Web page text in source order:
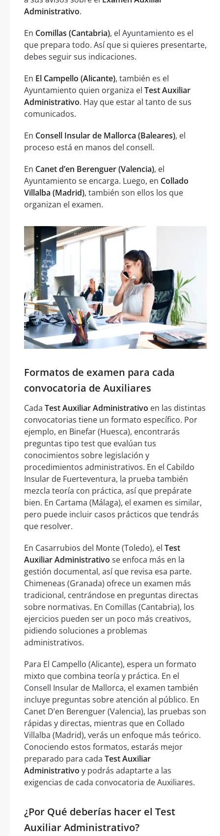
Administrativo.
En Comillas (Cantabria), el Ayuntamiento es el
que prepara todo. Así que si quieres presentarte,
debes seguir sus indicaciones.
En El Campello (Alicante), también es el
Ayuntamiento quien organiza el Test Auxiliar
Administrativo. Hay que estar al tanto de sus
comunicados.
En Consell Insular de Mallorca (Baleares), el
proceso está en manos del consell.
En Canet d’en Berenguer (Valencia), el
Ayuntamiento se encarga. Luego, en Collado
Villalba (Madrid), también son ellos los que
organizan el examen.
Formatos de examen para cada
convocatoria de Auxiliares
Cada Test Auxiliar Administrativo en las distintas
convocatorias tiene un formato específico. Por
ejemplo, en Binefar (Huesca), encontrarás
preguntas tipo test que evalúan tus
conocimientos sobre legislación y
procedimientos administrativos. En el Cabildo
Insular de Fuerteventura, la prueba también
mezcla teoría con práctica, así que prepárate
bien. En Cartama (Málaga), el examen es similar,
pero puede incluir casos prácticos que tendrás
que resolver.
En Casarrubios del Monte (Toledo), el Test
Auxiliar Administrativo se enfoca más en la
gestión documental, así que revisa esa parte.
Chimeneas (Granada) ofrece un examen más
tradicional, centrándose en preguntas directas
sobre normativas. En Comillas (Cantabria), los
ejercicios pueden ser un poco más creativos,
pidiendo soluciones a problemas
administrativos.
Para El Campello (Alicante), espera un formato
mixto que combina teoría y práctica. En el
Consell Insular de Mallorca, el examen también
incluye preguntas sobre atención al público. En
Canet D’en Berenguer (Valencia), las pruebas son
rápidas y directas, mientras que en Collado
Villalba (Madrid), verás un enfoque más teórico.
Conociendo estos formatos, estarás mejor
preparado para cada Test Auxiliar
Administrativo y podrás adaptarte a las
exigencias de cada convocatoria de Auxiliares.
¿Por Qué deberías hacer el Test
Auxiliar Administrativo?